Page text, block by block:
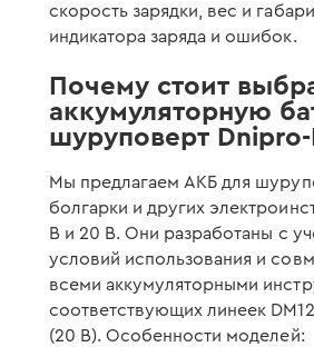
скорость зарядки, вес и
индикатора заряда и ошибок.
Почему стоит
аккумуляторную
шуруповерт Dnipro-
Мы предлагаем АКБ для
болгарки и других
В и 20 В. Они разработаны с
условий использования и
всеми аккумуляторными
соответствующих линеек
(20 В). Особенности моделей: